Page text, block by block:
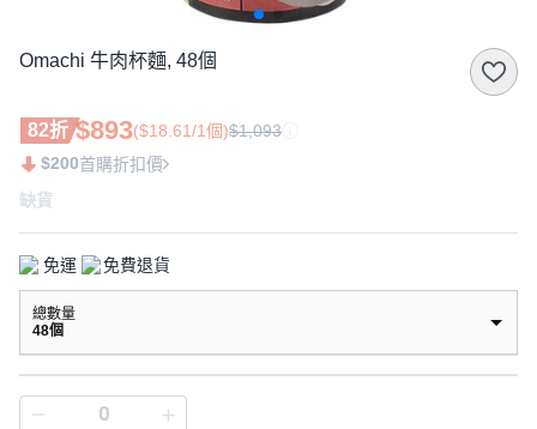
Omachi 牛肉杯麵, 48個
82折 $893($18.61/1個)$1,093
$200首購折扣價
缺貨
免運 免費退貨
總數量
48個